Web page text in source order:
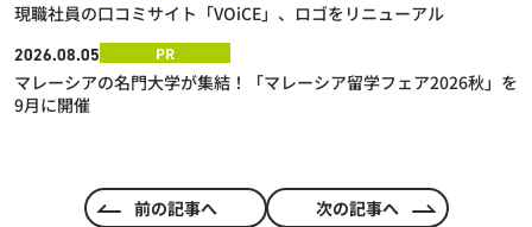
現職社員の口コミサイト「VOiCE」、ロゴをリニューアル
2026.08.05 PR
マレーシアの名門大学が集結！「マレーシア留学フェア2026秋」を
9月に開催
前の記事へ 次の記事へ